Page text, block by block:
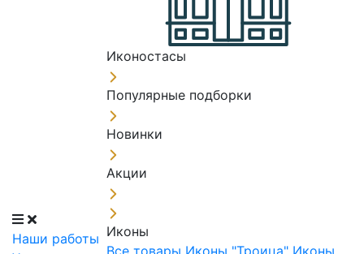
Наши работы
Иконостасы
Популярные подборки
Новинки
Акции
Иконы
Все товары Иконы "Троица" Иконы